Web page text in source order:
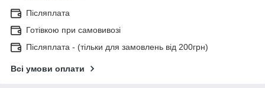
Післяплата
Готівкою при самовивозі
Післяплата - (тільки для замовлень від 200грн)
Всі умови оплати